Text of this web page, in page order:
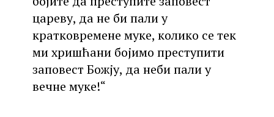
цареву, да не би пали у
кратковремене муке, колико се тек
ми хришћани бојимо преступити
заповест Божју, да неби пали у
вечне муке!“